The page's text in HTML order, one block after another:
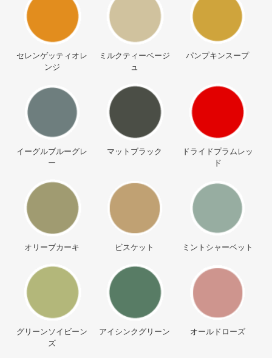
セレンゲッティオレ
ンジ
ミルクティーベージ
ュ
パンプキンスープ
イーグルブルーグレ
ー
マットブラック
ドライドプラムレッ
ド
オリーブカーキ ビスケット ミントシャーベット
グリーンソイビーン
ズ
アイシンクグリーン オールドローズ